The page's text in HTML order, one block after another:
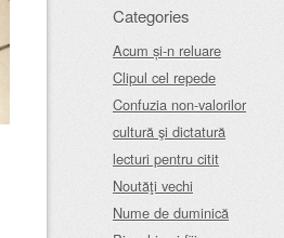
Categories
Acum și-n reluare
Clipul cel repede
Confuzia non-valorilor
cultură şi dictatură
lecturi pentru citit
Noutăţi vechi
Nume de duminică